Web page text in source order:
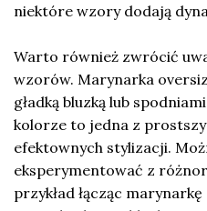
niektóre wzory dodają
Warto również zwrócić
wzorów. Marynarka
gładką bluzką lub
kolorze to jedna z
efektownych stylizacji.
eksperymentować z
przykład łącząc